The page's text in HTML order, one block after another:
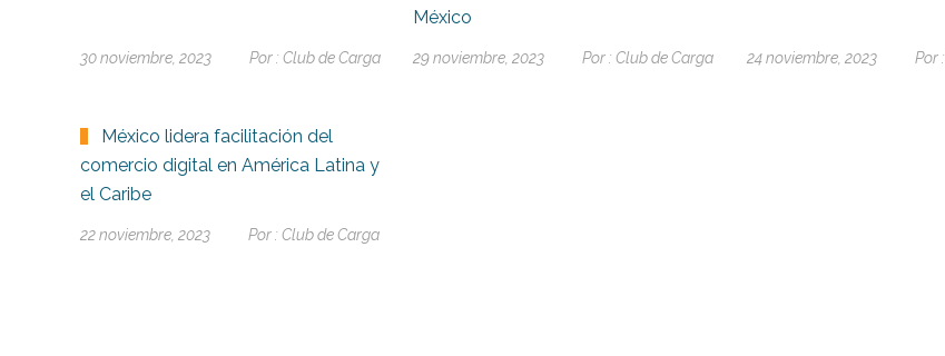
30 noviembre, 2023 Por : Club de Carga
México
29 noviembre, 2023 Por : Club de Carga 24 noviembre, 2023 Por :
México lidera facilitación del
comercio digital en América Latina y
el Caribe
22 noviembre, 2023 Por : Club de Carga